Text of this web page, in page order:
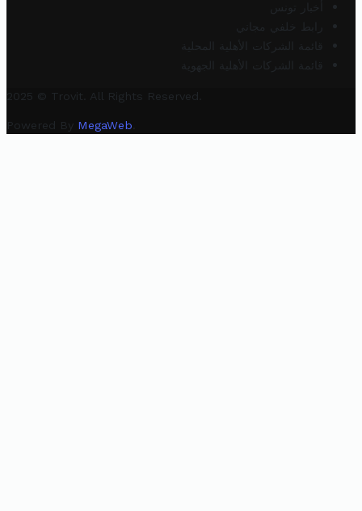
أخبار تونس
رابط خلفي مجاني
قائمة الشركات الأهلية المحلية
قائمة الشركات الأهلية الجهوية
2025 © Trovit. All Rights Reserved.
Powered By MegaWeb